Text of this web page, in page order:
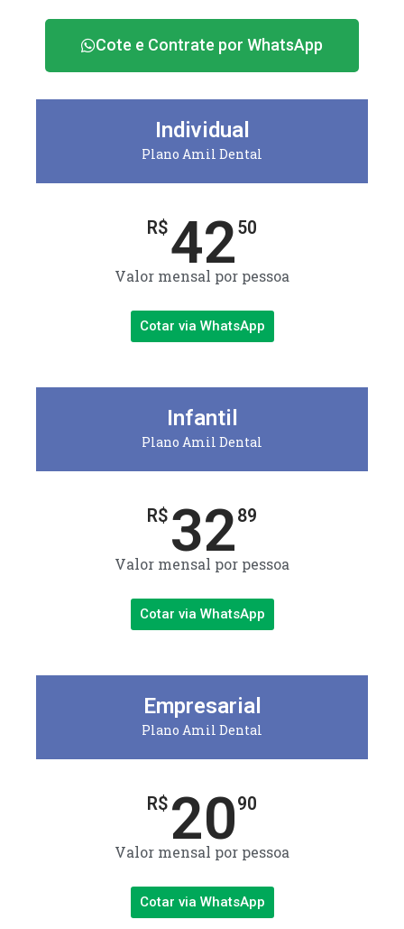
Cote e Contrate por WhatsApp
Individual
Plano Amil Dental
R$4250
Valor mensal por pessoa
Cotar via WhatsApp
Infantil
Plano Amil Dental
R$ 3289
Valor mensal por pessoa
Cotar via WhatsApp
Empresarial
Plano Amil Dental
R$ 2090
Valor mensal por pessoa
Cotar via WhatsApp